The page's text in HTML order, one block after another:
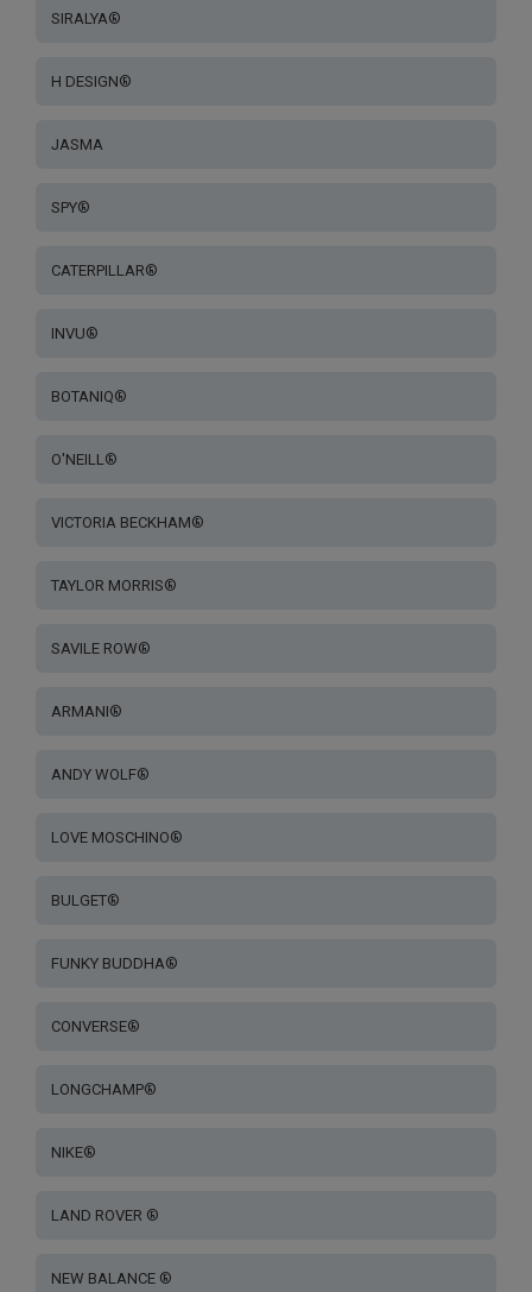
SIRALYA®
H DESIGN®
JASMA
SPY®
CATERPILLAR®
INVU®
BOTANIQ®
O'NEILL®
VICTORIA BECKHAM®
TAYLOR MORRIS®
SAVILE ROW®
ARMANI®
ANDY WOLF®
LOVE MOSCHINO®
BULGET®
FUNKY BUDDHA®
CONVERSE®
LONGCHAMP®
NIKE®
LAND ROVER ®
NEW BALANCE ®